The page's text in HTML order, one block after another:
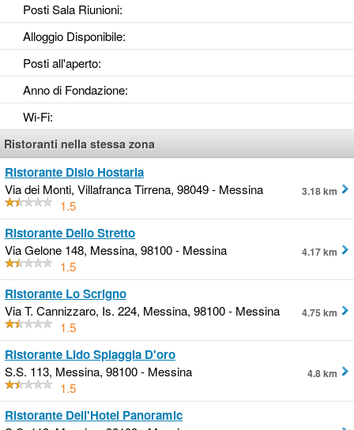
Posti Sala Riunioni:
Alloggio Disponibile:
Posti all'aperto:
Anno di Fondazione:
Wi-Fi:
Ristoranti nella stessa zona
Ristorante Disio Hostaria
Via dei Monti, Villafranca Tirrena, 98049 - Messina
1.5
3.18 km
Ristorante Dello Stretto
Via Gelone 148, Messina, 98100 - Messina
1.5
4.17 km
Ristorante Lo Scrigno
Via T. Cannizzaro, Is. 224, Messina, 98100 - Messina
1.5
4.75 km
Ristorante Lido Spiaggia D'oro
S.S. 113, Messina, 98100 - Messina
1.5
4.8 km
Ristorante Dell'Hotel Panoramic